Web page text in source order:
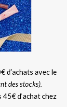
d’achats avec le
des stocks).
d’achat chez